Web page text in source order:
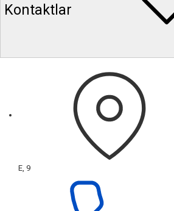
Kontaktlar
E, 9